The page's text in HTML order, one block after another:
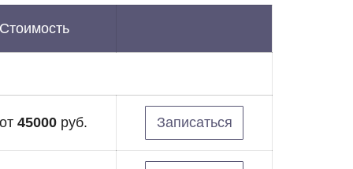
Стоимость
от 45000 руб. Записаться